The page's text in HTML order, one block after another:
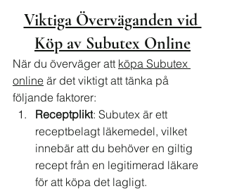
Viktiga Överväganden vid
Köp av Subutex Online
När du överväger att köpa Subutex
online är det viktigt att tänka på
följande faktorer:
Receptplikt: Subutex är ett
receptbelagt läkemedel, vilket
innebär att du behöver en giltig
recept från en legitimerad läkare
för att köpa det lagligt.